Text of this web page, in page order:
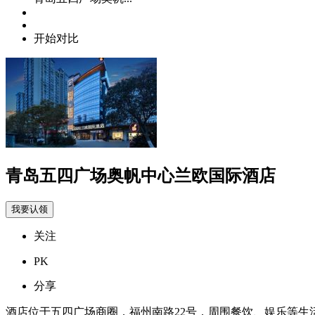
开始对比
青岛五四广场奥帆中心兰欧国际酒店
我要认领
关注
PK
分享
酒店位于五四广场商圈，福州南路22号，周围餐饮、娱乐等生